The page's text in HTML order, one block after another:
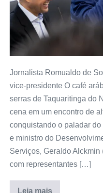
Jornalista Romualdo de
vice-presidente O café
serras de Taquaritinga do
cena em um encontro de
conquistando o paladar
e ministro do
Serviços, Geraldo
com representantes […]
Leia mais